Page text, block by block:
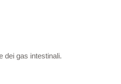
dei gas intestinali.